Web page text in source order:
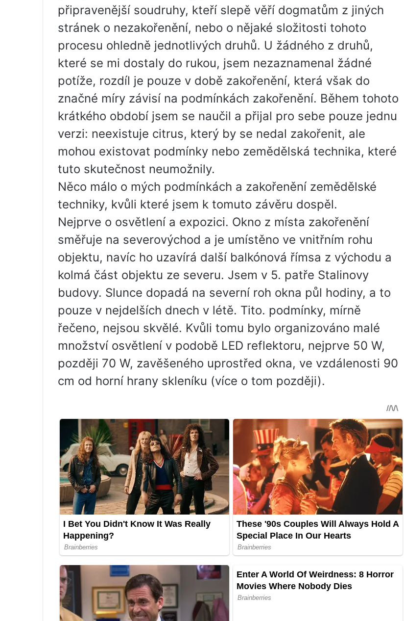
připravenější soudruhy, kteří slepě věří dogmatům z jiných
stránek o nezakořenění, nebo o nějaké složitosti tohoto
procesu ohledně jednotlivých druhů. U žádného z druhů,
které se mi dostaly do rukou, jsem nezaznamenal žádné
potíže, rozdíl je pouze v době zakořenění, která však do
značné míry závisí na podmínkách zakořenění. Během tohoto
krátkého období jsem se naučil a přijal pro sebe pouze jednu
verzi: neexistuje citrus, který by se nedal zakořenit, ale
mohou existovat podmínky nebo zemědělská technika, které
tuto skutečnost neumožnily.
Něco málo o mých podmínkách a zakořenění zemědělské
techniky, kvůli které jsem k tomuto závěru dospěl.
Nejprve o osvětlení a expozici. Okno z místa zakořenění
směřuje na severovýchod a je umístěno ve vnitřním rohu
objektu, navíc ho uzavírá další balkónová římsa z východu a
kolmá část objektu ze severu. Jsem v 5. patře Stalinovy ​​
budovy. Slunce dopadá na severní roh okna půl hodiny, a to
pouze v nejdelších dnech v létě. Tito. podmínky, mírně
řečeno, nejsou skvělé. Kvůli tomu bylo organizováno malé
množství osvětlení v podobě LED reflektoru, nejprve 50 W,
později 70 W, zavěšeného uprostřed okna, ve vzdálenosti 90
cm od horní hrany skleníku (více o tom později).